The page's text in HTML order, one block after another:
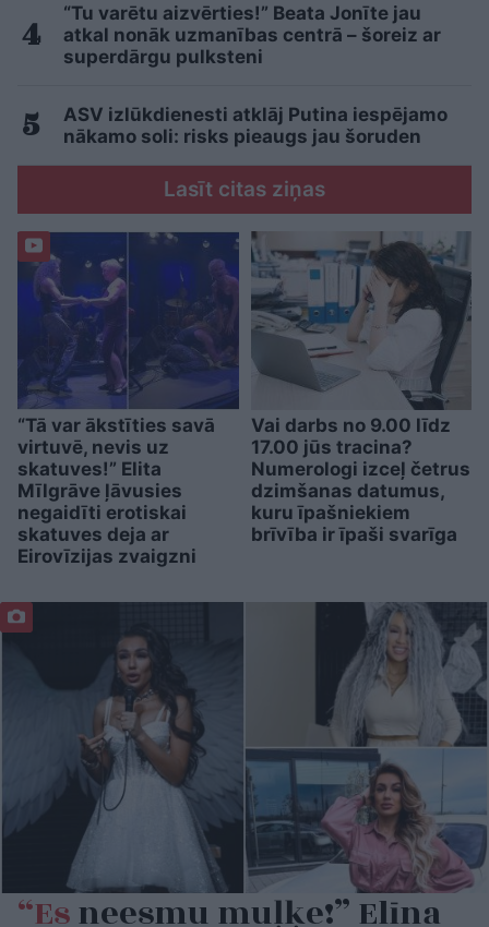
“Tu varētu aizvērties!” Beata Jonīte jau
atkal nonāk uzmanības centrā – šoreiz ar
superdārgu pulksteni
ASV izlūkdienesti atklāj Putina iespējamo
nākamo soli: risks pieaugs jau šoruden
Lasīt citas ziņas
“Tā var ākstīties savā
virtuvē, nevis uz
skatuves!” Elita
Mīlgrāve ļāvusies
negaidīti erotiskai
skatuves deja ar
Eirovīzijas zvaigzni
Vai darbs no 9.00 līdz
17.00 jūs tracina?
Numerologi izceļ četrus
dzimšanas datumus,
kuru īpašniekiem
brīvība ir īpaši svarīga
“Esneesmu muļķe!” Elīna